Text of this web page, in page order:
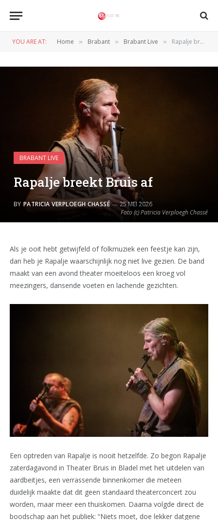
YOU ARE AT: Home » Brabant » Brabant Live » Rapalje breekt Bruis af
Foto (c) Patricia Verploegh Chassé
BRABANT LIVE
Rapalje breekt Bruis af
BY PATRICIA VERPLOEGH CHASSÉ 25 MEI 2026
Als je ooit hebt getwijfeld of folkmuziek een feestje kan zijn,
dan heb je Rapalje waarschijnlijk nog niet live gezien. De band
maakt van een avond theater moeiteloos een kroeg vol
meezingers, dansende voeten en lachende gezichten.
Een optreden van Rapalje is nooit hetzelfde. Zo begon Rapalje
zaterdagavond in Theater Bruis in Bladel met het uitdelen van
aardbeitjes, een verrassende binnenkomer die meteen
duidelijk maakte dat dit geen standaard theaterconcert zou
worden, maar meer een thuiskomen. Daarna volgde direct de
boodschap aan het publiek: “Niets moet, doe lekker datgene